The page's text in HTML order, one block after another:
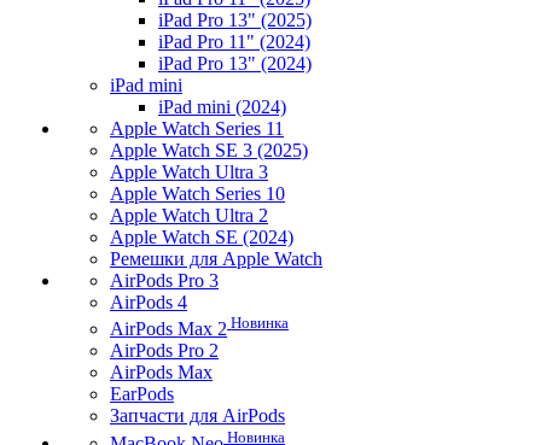
iPad Pro 13" (2025)
iPad Pro 11" (2024)
iPad Pro 13" (2024)
iPad mini
iPad mini (2024)
Apple Watch Series 11
Apple Watch SE 3 (2025)
Apple Watch Ultra 3
Apple Watch Series 10
Apple Watch Ultra 2
Apple Watch SE (2024)
Ремешки для Apple Watch
AirPods Pro 3
AirPods 4
AirPods Max 2 Новинка
AirPods Pro 2
AirPods Max
EarPods
Запчасти для AirPods
Новинка